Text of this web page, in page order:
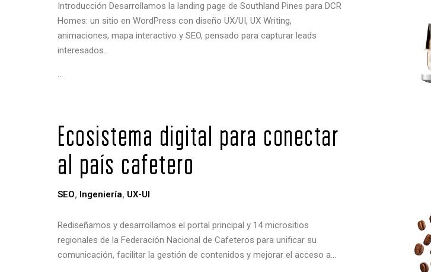
Introducción Desarrollamos la landing page de Southland Pines para DCR
Homes: un sitio en WordPress con diseño UX/UI, UX Writing,
animaciones, mapa interactivo y SEO, pensado para capturar leads
interesados…
…
Ecosistema digital para conectar
al país cafetero
SEO, Ingeniería, UX-UI
Rediseñamos y desarrollamos el portal principal y 14 micrositios
regionales de la Federación Nacional de Cafeteros para unificar su
comunicación, facilitar la gestión de contenidos y mejorar el acceso a…